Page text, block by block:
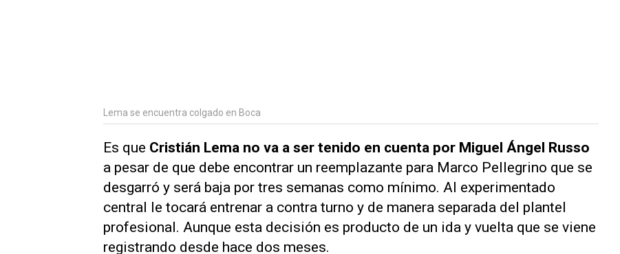
Lema se encuentra colgado en Boca
Es que Cristián Lema no va a ser tenido en cuenta por Miguel Ángel Russo
a pesar de que debe encontrar un reemplazante para Marco Pellegrino que se
desgarró y será baja por tres semanas como mínimo. Al experimentado
central le tocará entrenar a contra turno y de manera separada del plantel
profesional. Aunque esta decisión es producto de un ida y vuelta que se viene
registrando desde hace dos meses.